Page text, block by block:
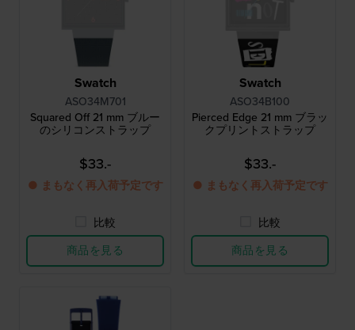
Swatch
ASO34M701
Squared Off 21 mm ブルー
のシリコンストラップ
$33.-
● まもなく再入荷予定です
比較
商品を見る
Swatch
ASO34B100
Pierced Edge 21 mm ブラッ
クプリントストラップ
$33.-
● まもなく再入荷予定です
比較
商品を見る